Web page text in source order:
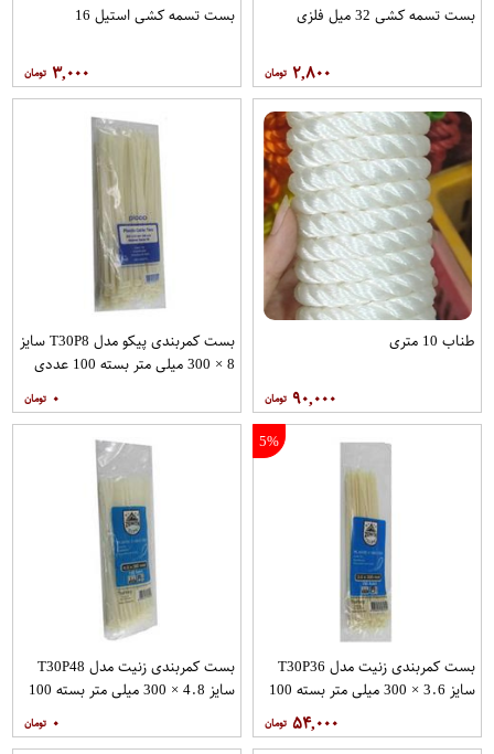
بست تسمه کشی 32 میل فلزی
۲,۸۰۰
بست تسمه کشی استیل 16
۳,۰۰۰
طناب 10 متری
۹۰,۰۰۰
بست کمربندی پیکو مدل T30P8 سایز
8 × 300 میلی متر بسته 100 عددی
۰
5%
بست کمربندی زنیت مدل T30P36
سایز 3.6 × 300 میلی متر بسته 100
۵۴,۰۰۰
بست کمربندی زنیت مدل T30P48
سایز 4.8 × 300 میلی متر بسته 100
۰